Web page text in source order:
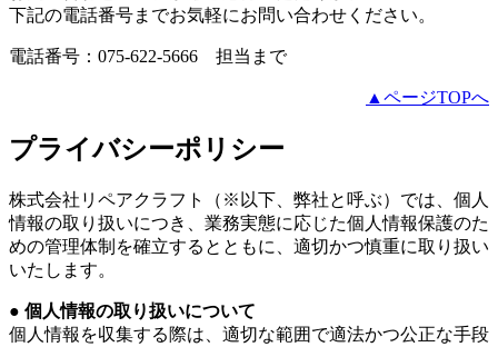
下記の電話番号までお気軽にお問い合わせください。
電話番号：075-622-5666 担当まで
▲ページTOPへ
プライバシーポリシー
株式会社リペアクラフト（※以下、弊社と呼ぶ）では、個人
情報の取り扱いにつき、業務実態に応じた個人情報保護のた
めの管理体制を確立するとともに、適切かつ慎重に取り扱い
いたします。
● 個人情報の取り扱いについて
個人情報を収集する際は、適切な範囲で適法かつ公正な手段